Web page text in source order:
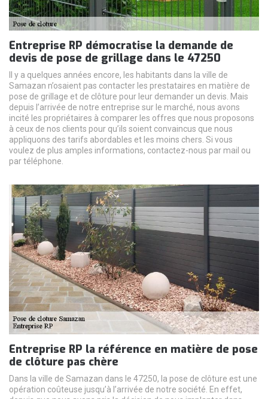
Entreprise RP démocratise la demande de
devis de pose de grillage dans le 47250
Il y a quelques années encore, les habitants dans la ville de
Samazan n’osaient pas contacter les prestataires en matière de
pose de grillage et de clôture pour leur demander un devis. Mais
depuis l’arrivée de notre entreprise sur le marché, nous avons
incité les propriétaires à comparer les offres que nous proposons
à ceux de nos clients pour qu’ils soient convaincus que nous
appliquons des tarifs abordables et les moins chers. Si vous
voulez de plus amples informations, contactez-nous par mail ou
par téléphone.
Entreprise RP la référence en matière de pose
de clôture pas chère
Dans la ville de Samazan dans le 47250, la pose de clôture est une
opération coûteuse jusqu’à l’arrivée de notre société. En effet,